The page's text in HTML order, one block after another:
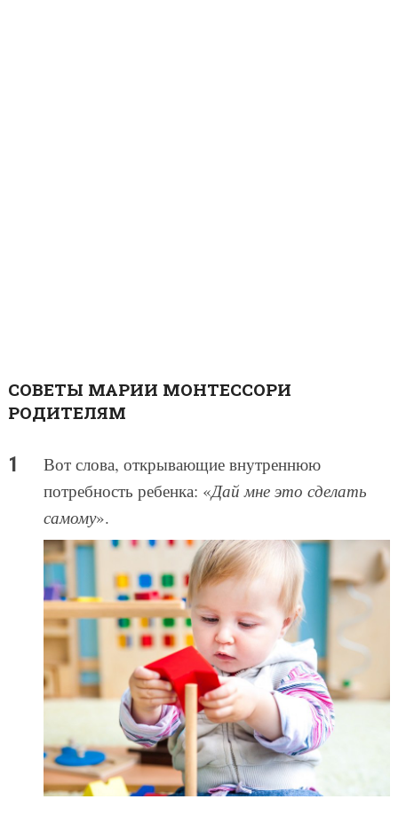
СОВЕТЫ МАРИИ МОНТЕССОРИ
РОДИТЕЛЯМ
Вот слова, открывающие внутреннюю
потребность ребенка: «Дай мне это сделать
самому».